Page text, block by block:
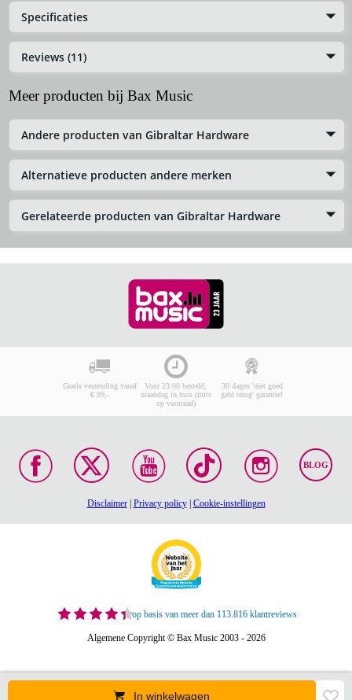
Specificaties
Reviews (11)
Meer producten bij Bax Music
Andere producten van Gibraltar Hardware
Alternatieve producten andere merken
Gerelateerde producten van Gibraltar Hardware
In winkelwagen
Gratis verzending vanaf
€ 99,-
Voor 23:00 besteld,
maandag in huis (mits
op voorraad)
30 dagen 'niet goed
geld terug' garantie!
BLOG
Disclaimer| Privacy policy| Cookie-instellingen
op basis van meer dan 113.816 klantreviews
Algemene Copyright © Bax Music 2003 - 2026